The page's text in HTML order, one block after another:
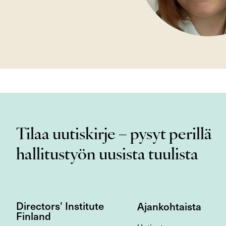
Tilaa uutiskirje – pysyt perillä
hallitustyön uusista tuulista
Directors’ Institute
Finland
Ajankohtaista